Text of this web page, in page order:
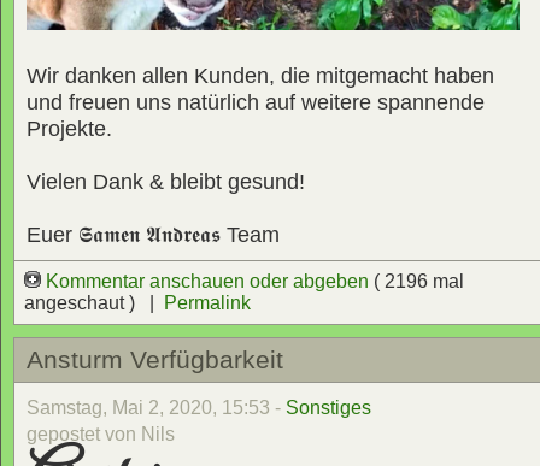
Wir danken allen Kunden, die mitgemacht haben
und freuen uns natürlich auf weitere spannende
Projekte.
Vielen Dank & bleibt gesund!
Euer 𝕾𝖆𝖒𝖊𝖓 𝕬𝖓𝖉𝖗𝖊𝖆𝖘 Team
Kommentar anschauen oder abgeben ( 2196 mal
angeschaut ) |
Permalink
Ansturm Verfügbarkeit
Samstag, Mai 2, 2020, 15:53 - Sonstiges
gepostet von Nils